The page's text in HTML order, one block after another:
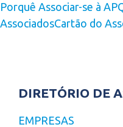
Porquê Associar-se à
AssociadosCartão do
DIRETÓRIO DE
EMPRESAS